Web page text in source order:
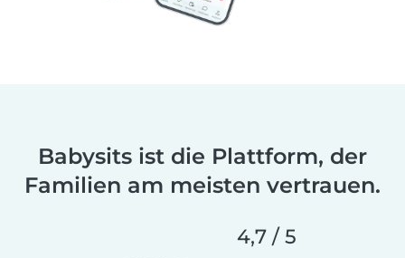
Babysits ist die Plattform, der
Familien am meisten vertrauen.
4,7 / 5